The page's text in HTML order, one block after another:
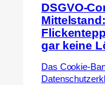
DSGVO-
gar keine
Das Cookie-